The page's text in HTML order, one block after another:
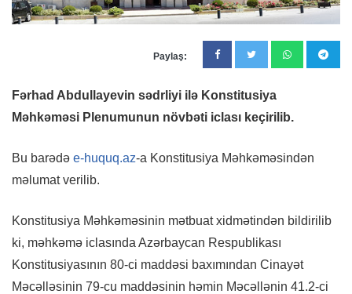
Paylaş:
Fərhad Abdullayevin sədrliyi ilə Konstitusiya
Məhkəməsi Plenumunun növbəti iclası keçirilib.
Bu barədə e-huquq.az-a Konstitusiya Məhkəməsindən
məlumat verilib.
Konstitusiya Məhkəməsinin mətbuat xidmətindən bildirilib
ki, məhkəmə iclasında Azərbaycan Respublikası
Konstitusiyasının 80-ci maddəsi baxımından Cinayət
Məcəlləsinin 79-cu maddəsinin həmin Məcəllənin 41.2-ci